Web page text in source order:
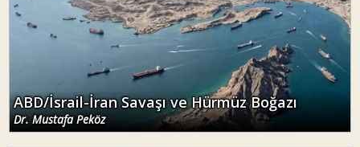
iran savaşı